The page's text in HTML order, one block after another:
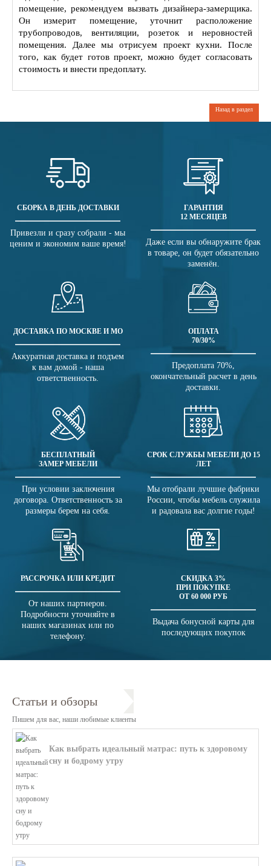
помещение, рекомендуем вызвать дизайнера-замерщика.
Он измерит помещение, уточнит расположение
трубопроводов, вентиляции, розеток и неровностей
помещения. Далее мы отрисуем проект кухни. После
того, как будет готов проект, можно будет согласовать
стоимость и внести предоплату.
Назад в раздел
СБОРКА В ДЕНЬ ДОСТАВКИ
Привезли и сразу собрали - мы
ценим и экономим ваше время!
ГАРАНТИЯ
12 МЕСЯЦЕВ
Даже если вы обнаружите брак
в товаре, он будет обязательно
заменён.
ДОСТАВКА ПО МОСКВЕ И МО
Аккуратная доставка и подъем
к вам домой - наша
ответственность.
ОПЛАТА
70/30%
Предоплата 70%,
окончательный расчет в день
доставки.
БЕСПЛАТНЫЙ
ЗАМЕР МЕБЕЛИ
При условии заключения
договора. Ответственность за
размеры берем на себя.
СРОК СЛУЖБЫ МЕБЕЛИ ДО 15
ЛЕТ
Мы отобрали лучшие фабрики
России, чтобы мебель служила
и радовала вас долгие годы!
РАССРОЧКА ИЛИ КРЕДИТ
От наших партнеров.
Подробности уточняйте в
наших магазинах или по
телефону.
СКИДКА 3%
ПРИ ПОКУПКЕ
ОТ 60 000 РУБ
Выдача бонусной карты для
последующих покупок
Статьи и обзоры
Пишем для вас, наши любимые клиенты
Как выбрать идеальный матрас: путь к здоровому
сну и бодрому утру